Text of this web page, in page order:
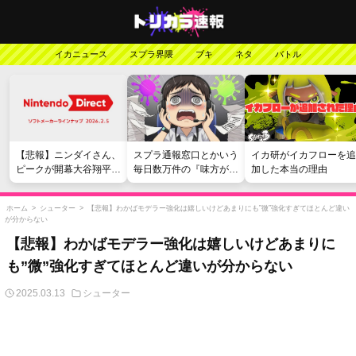
イカニュース スプラ界隈 ブキ ネタ バトル
【悲報】ニンダイさん、
ピークが開幕大谷翔平の
がっかりダイレクトだっ
たと言われてしまう
スプラ通報窓口とかいう
毎日数万件の『味方が弱
い』愚痴を読まされる苦
行
イカ研がイカフローを追
加した本当の理由
ホーム > シューター >
【悲報】わかばモデラー強化は嬉しいけどあまりにも”微”強化すぎてほとんど違い
が分からない
【悲報】わかばモデラー強化は嬉しいけどあまりに
も”微”強化すぎてほとんど違いが分からない
2025.03.13 シューター